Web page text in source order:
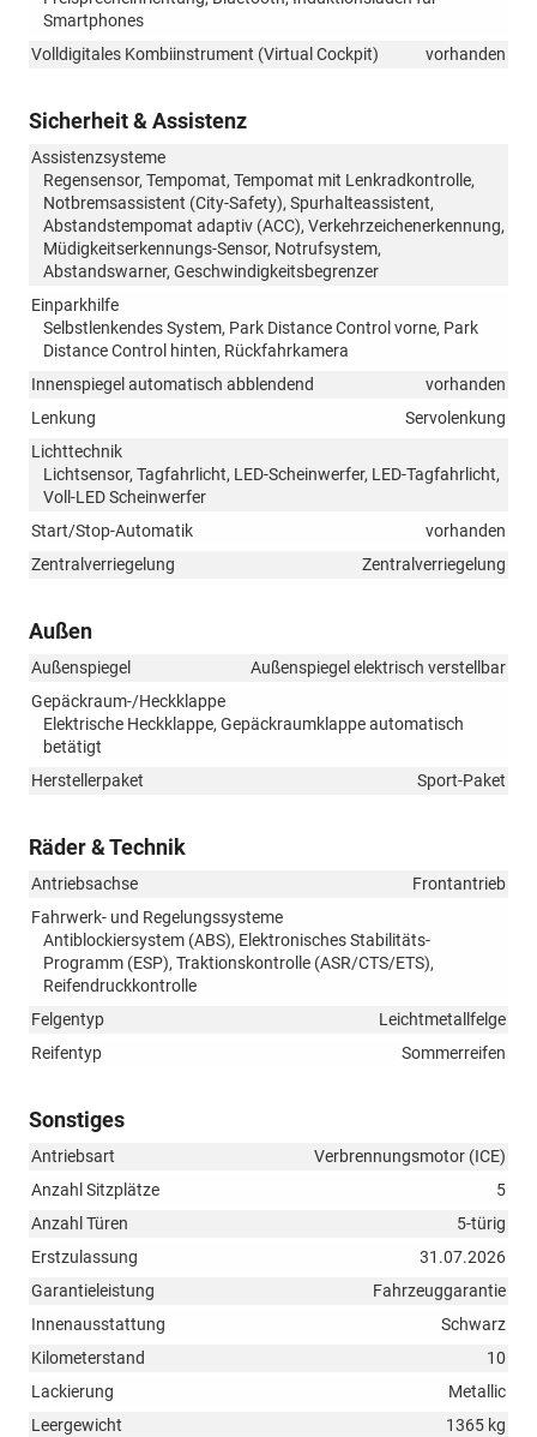
Smartphones
Volldigitales Kombiinstrument (Virtual Cockpit)
vorhanden
Sicherheit & Assistenz
Assistenzsysteme
Regensensor, Tempomat, Tempomat mit Lenkradkontrolle,
Notbremsassistent (City-Safety), Spurhalteassistent,
Abstandstempomat adaptiv (ACC), Verkehrzeichenerkennung,
Müdigkeitserkennungs-Sensor, Notrufsystem,
Abstandswarner, Geschwindigkeitsbegrenzer
Einparkhilfe
Selbstlenkendes System, Park Distance Control vorne, Park
Distance Control hinten, Rückfahrkamera
Innenspiegel automatisch abblendend
vorhanden
Lenkung
Servolenkung
Lichttechnik
Lichtsensor, Tagfahrlicht, LED-Scheinwerfer, LED-Tagfahrlicht,
Voll-LED Scheinwerfer
Start/Stop-Automatik
vorhanden
Zentralverriegelung
Zentralverriegelung
Außen
Außenspiegel
Außenspiegel elektrisch verstellbar
Gepäckraum-/Heckklappe
Elektrische Heckklappe, Gepäckraumklappe automatisch
betätigt
Herstellerpaket
Sport-Paket
Räder & Technik
Antriebsachse
Frontantrieb
Fahrwerk- und Regelungssysteme
Antiblockiersystem (ABS), Elektronisches Stabilitäts-
Programm (ESP), Traktionskontrolle (ASR/CTS/ETS),
Reifendruckkontrolle
Felgentyp
Leichtmetallfelge
Reifentyp
Sommerreifen
Sonstiges
Antriebsart
Verbrennungsmotor (ICE)
Anzahl Sitzplätze
5
Anzahl Türen
5-türig
Erstzulassung
31.07.2026
Garantieleistung
Fahrzeuggarantie
Innenausstattung
Schwarz
Kilometerstand
10
Lackierung
Metallic
Leergewicht
1365 kg